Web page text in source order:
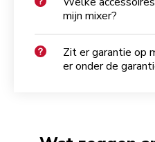
mijn mixer?
Zit er garantie op
er onder de